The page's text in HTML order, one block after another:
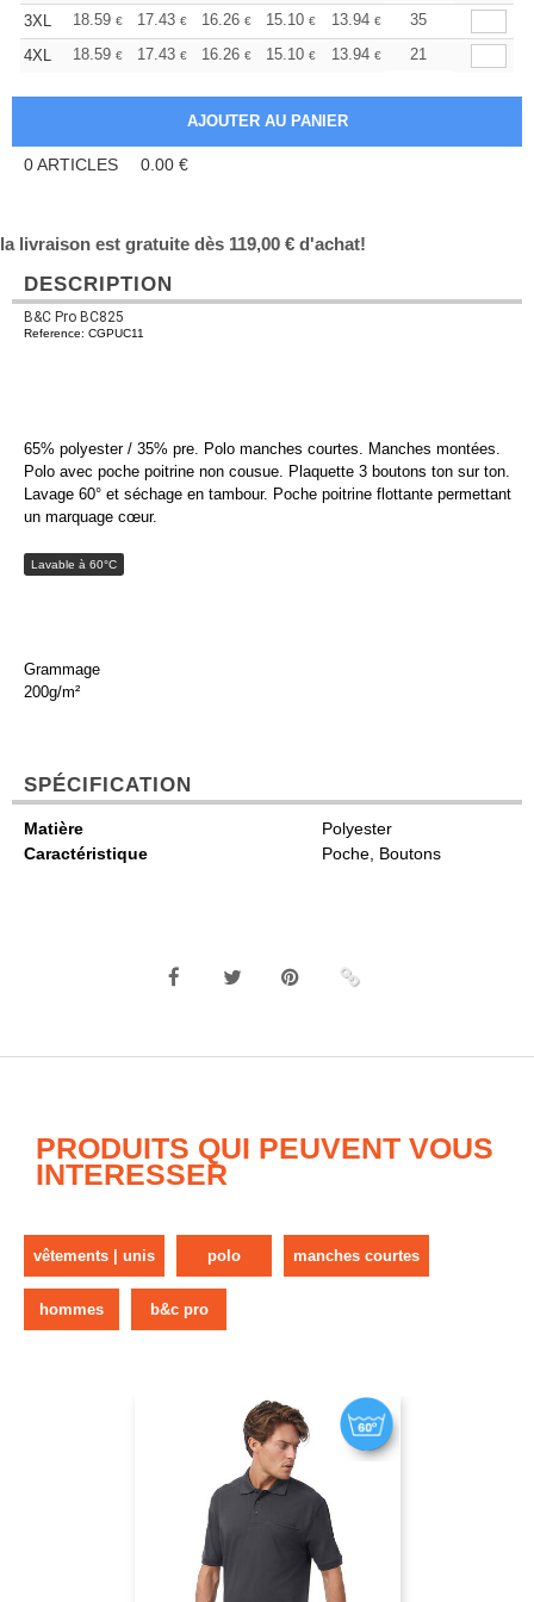
3XL
18.59 € 17.43 € 16.26 € 15.10 € 13.94 € 13.36
35
4XL
18.59 € 17.43 € 16.26 € 15.10 € 13.94 € 13.36
21
0ARTICLES 0.00 €
la livraison est gratuite dès 119,00 € d'achat!
DESCRIPTION
B&C Pro BC825
Reference: CGPUC11
65% polyester / 35% pre. Polo manches courtes. Manches montées.
Polo avec poche poitrine non cousue. Plaquette 3 boutons ton sur ton.
Lavage 60° et séchage en tambour. Poche poitrine flottante permettant
un marquage cœur.
Lavable à 60°C
Grammage
200g/m²
SPÉCIFICATION
Matière
Polyester
Caractéristique
Poche, Boutons
PRODUITS QUI PEUVENT VOUS
INTERESSER
vêtements | unis polo manches courtes
hommes b&c pro